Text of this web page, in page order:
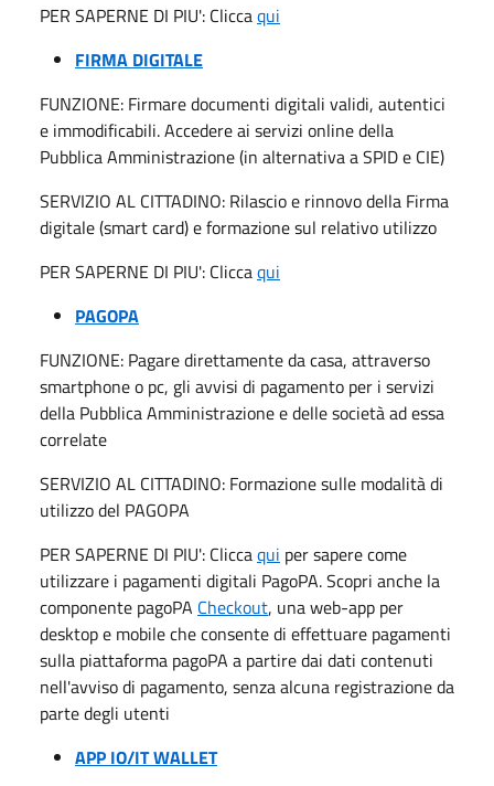
PER SAPERNE DI PIU': Cliccaqui
FIRMA DIGITALE
FUNZIONE: Firmare documenti digitali validi, autentici
e immodificabili. Accedere ai servizi online della
Pubblica Amministrazione (in alternativa a SPID e CIE)
SERVIZIO AL CITTADINO: Rilascio e rinnovo della Firma
digitale (smart card) e formazione sul relativo utilizzo
PER SAPERNE DI PIU': Cliccaqui
PAGOPA
FUNZIONE: Pagare direttamente da casa, attraverso
smartphone o pc, gli avvisi di pagamento per i servizi
della Pubblica Amministrazione e delle società ad essa
correlate
SERVIZIO AL CITTADINO: Formazione sulle modalità di
utilizzo del PAGOPA
PER SAPERNE DI PIU': Cliccaqui per sapere come
utilizzare i pagamenti digitali PagoPA. Scopri anche la
componente pagoPA Checkout, una web-app per
desktop e mobile che consente di effettuare pagamenti
sulla piattaforma pagoPA a partire dai dati contenuti
nell'avviso di pagamento, senza alcuna registrazione da
parte degli utenti
APP IO/IT WALLET